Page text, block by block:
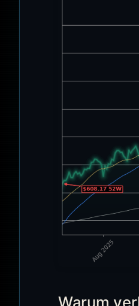
Warum